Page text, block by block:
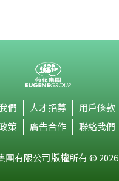
們 人才招募
用戶條款
策
廣告合作 聯絡我們
團有限公司版權所有 © 2026